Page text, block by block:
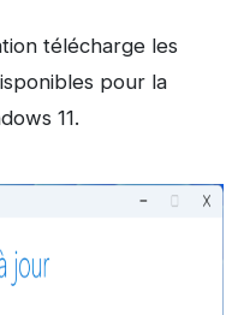
télécharge les
pour la
11.